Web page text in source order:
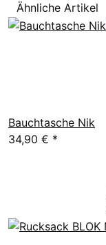
Ähnliche Artikel
Bauchtasche Nik
34,90 € *